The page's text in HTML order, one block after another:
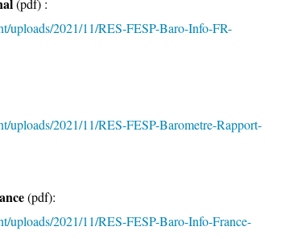
(pdf) :
uploads/2021/11/RES-FESP-Baro-Info-FR-
uploads/2021/11/RES-FESP-Barometre-Rapport-
(pdf):
uploads/2021/11/RES-FESP-Baro-Info-France-